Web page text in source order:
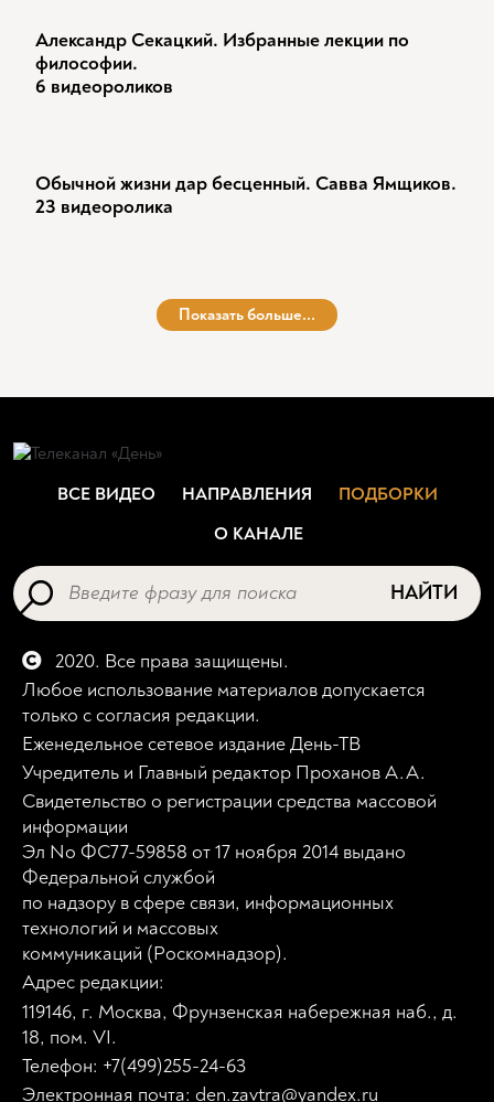
Александр Секацкий. Избранные лекции по
философии.
6 видеороликов
Обычной жизни дар бесценный. Савва Ямщиков.
23 видеоролика
Показать больше...
ВСЕ ВИДЕО НАПРАВЛЕНИЯ
ПОДБОРКИ
О КАНАЛЕ
НАЙТИ
2020. Все права защищены.
Любое использование материалов допускается
только с согласия редакции.
Еженедельное сетевое издание День-ТВ
Учредитель и Главный редактор Проханов А.А.
Свидетельство о регистрации средства массовой
информации
Эл No ФС77-59858 от 17 ноября 2014 выдано
Федеральной службой
по надзору в сфере связи, информационных
технологий и массовых
коммуникаций (Роскомнадзор).
Адрес редакции:
119146, г. Москва, Фрунзенская набережная наб., д.
18, пом. VI.
Телефон: +7(499)255-24-63
Электронная почта: den.zavtra@yandex.ru